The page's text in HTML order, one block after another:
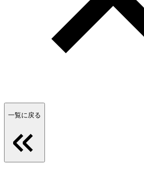
一覧に戻る